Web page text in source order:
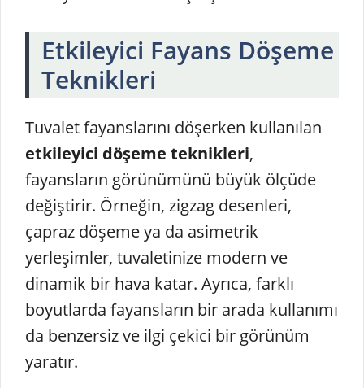
Etkileyici Fayans Döşeme
Teknikleri
Tuvalet fayanslarını döşerken kullanılan
etkileyici döşeme teknikleri,
fayansların görünümünü büyük ölçüde
değiştirir. Örneğin, zigzag desenleri,
çapraz döşeme ya da asimetrik
yerleşimler, tuvaletinize modern ve
dinamik bir hava katar. Ayrıca, farklı
boyutlarda fayansların bir arada kullanımı
da benzersiz ve ilgi çekici bir görünüm
yaratır.